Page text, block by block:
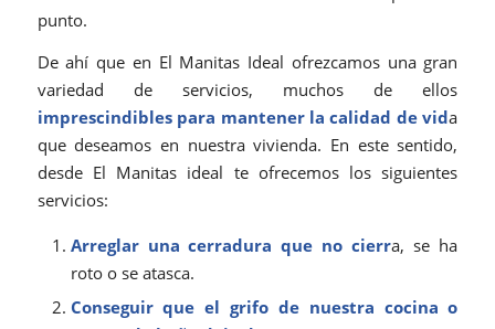
punto.
De ahí que en El Manitas Ideal ofrezcamos una gran
variedad de servicios, muchos de ellos
imprescindibles para mantener la calidad de vida
que deseamos en nuestra vivienda. En este sentido,
desde El Manitas ideal te ofrecemos los siguientes
servicios:
Arreglar una cerradura que no cierra, se ha
roto o se atasca.
Conseguir que el grifo de nuestra cocina o